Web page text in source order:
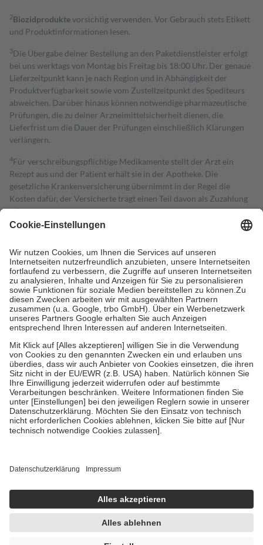
2Biozidproduktevorsichtig verwenden. Vor Gebrauch stets Etikett
und Produktinformationen lesen.
3Die Übergabe deiner Bestellung an den Paketdienstleister erfolgt
bei uns werktags von Montag bis Freitag bis 18:00 Uhr. Der genaue
Lieferzeitpunkt kann je nach Region und in Abhängigkeit der
Produktverfügbarkeit sowie vom Zustellzeitpunkt des Spediteurs
abweichen. Darüber hinaus können notwendige pharmazeutische
Prüfungen, die zu deiner Arzneimittelsicherheit dienen, die
Lieferfrist um die Dauer der Prüfungen einschließlich Klärungen
verlängern.
4Für verschreibungspflichtige Medikamente stellt der Arzt ein
Rezept aus und der Patient erhält sie in der Apotheke. Die
gesetzliche Krankenversicherung übernimmt in der Regel die
Kosten dafür, der Versicherte trägt einen Teil davon als Zuzahlung
mit.
Grundsätzlich leisten Mitglieder Zuzahlungen in Höhe von zehn
höchstens zehn Euro.
Es sind jedoch nie mehr als die tatsächlichen
Kosten der Leistung zu entrichten.
Diese Regeln gelten grundsätzlich auch für Online-Apotheken.
Bei Heilmitteln und häuslicher Krankenpflege beträgt die
Zuzahlung zehn Prozent der Kosten sowie zehn Euro je
Verordnung.
Um das Engagement der Versicherten für ihre eigene Gesundheit zu
stärken und die besondere Stellung der Familie zu unterstützen,
fallenkeine Zuzahlungenan bei:
• Kindern und Jugendlichen bis zum vollendeten 18. Lebensjahr
mit Ausnahme der Fahrkosten
• Untersuchungen zur Vorsorge und Früherkennung, die von der
GKV getragen werden
• empfohlenen Schutzimpfungen
• Harn- und Blutteststreifen
getroffen, um sicherzustellen, dass es sich um echte Bewertungen
https://help.etrusted.com/hc/de/articles/4419944605341
Einige Bilder und Inhalte wurden unter Zuhilfenahme künstlicher